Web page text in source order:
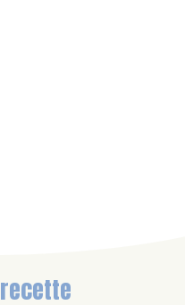
recette